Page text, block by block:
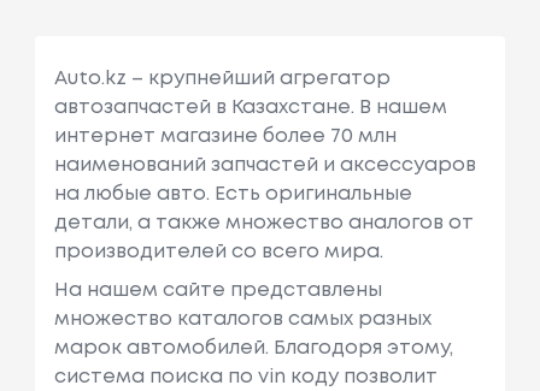
Auto.kz – крупнейший агрегатор
автозапчастей в Казахстане. В нашем
интернет магазине более 70 млн
наименований запчастей и аксессуаров
на любые авто. Есть оригинальные
детали, а также множество аналогов от
производителей со всего мира.
На нашем сайте представлены
множество каталогов самых разных
марок автомобилей. Благодоря этому,
система поиска по vin коду позволит